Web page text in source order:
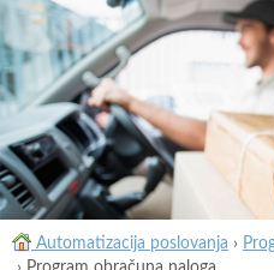
Automatizacija poslovanja ›